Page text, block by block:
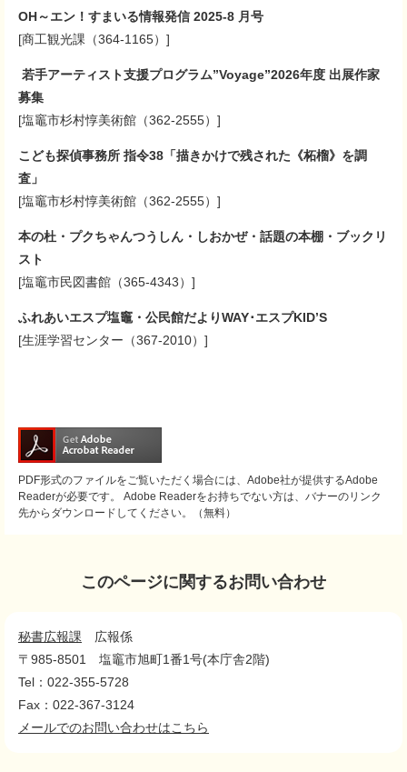
OH～エン！すまいる情報発信 2025-8 月号
​​[商工観光課（364-1165）]​
若手アーティスト支援プログラム”Voyage”2026年度 出展作家
募集
[塩竈市杉村惇美術館（362-2555）]
こども探偵事務所 指令38「描きかけで残された《柘榴》を調
査」
[塩竈市杉村惇美術館（362-2555）]
本の杜・プクちゃんつうしん・しおかぜ・話題の本棚・ブックリ
スト
[塩竈市民図書館（365-4343）]
ふれあいエスプ塩竈・公民館だよりWAY･エスプKID’S
[生涯学習センター（367-2010）]
PDF形式のファイルをご覧いただく場合には、Adobe社が提供するAdobe
Readerが必要です。
Adobe Readerをお持ちでない方は、バナーのリンク
先からダウンロードしてください。（無料）
このページに関するお問い合わせ
秘書広報課
広報係
〒985-8501
塩竈市旭町1番1号(本庁舎2階)
Tel：022-355-5728
Fax：022-367-3124
メールでのお問い合わせはこちら